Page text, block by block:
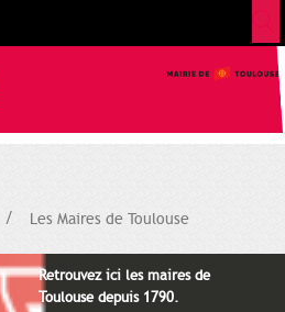
Les Maires de Toulouse
Retrouvez ici les maires de
Toulouse depuis 1790.